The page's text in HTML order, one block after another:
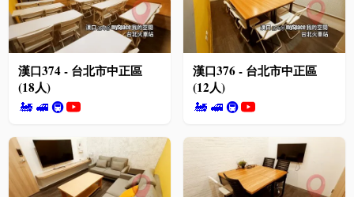
漢口374 - 台北市中正區
(18人)
🚂 🚅 🚇
漢口376 - 台北市中正區
(12人)
🚂 🚅🚇